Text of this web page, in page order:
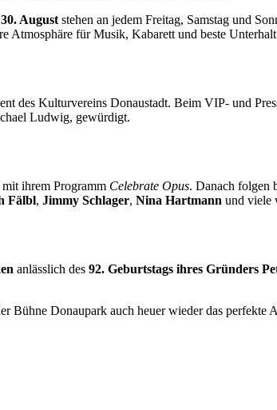
August stehen an jedem Freitag, Samstag und
Atmosphäre für Musik, Kabarett und beste
des Kulturvereins Donaustadt. Beim VIP- und
Ludwig, gewürdigt.
mit ihrem Programm Celebrate Opus. Danach folgen
Fälbl, Jimmy Schlager, Nina Hartmann und viele
anlässlich des 92. Geburtstags ihres Gründers
Bühne Donaupark auch heuer wieder das perfekte